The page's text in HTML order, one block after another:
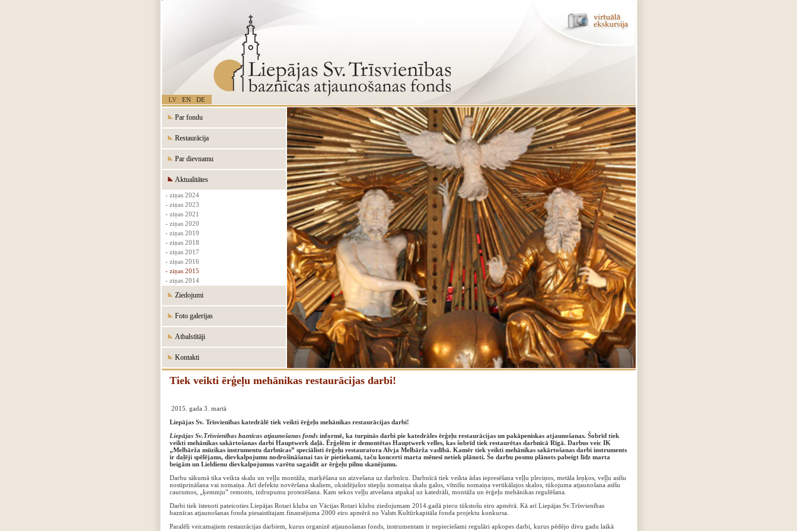
LV EN DE
Par fondu
Restaurācija
Par dievnamu
Aktualitātes
- ziņas 2024
- ziņas 2023
- ziņas 2021
- ziņas 2020
- ziņas 2019
- ziņas 2018
- ziņas 2017
- ziņas 2016
- ziņas 2015
- ziņas 2014
Ziedojumi
Foto galerijas
Atbalstītāji
Kontakti
Tiek veikti ērģeļu mehānikas restaurācijas darbi!
2015. gada 3. martā
Liepājas Sv. Trīsvienības katedrālē tiek veikti ērģeļu mehānikas restaurācijas darbi!
Liepājas Sv.Trīsvienības baznīcas atjaunošanas fondsinformē, ka turpinās darbi pie katedrāles ērģeļu restaurācijas un pakāpeniskas atjaunošanas. Šobrīd tiek
veikti mehānikas sakārtošanas darbi Hauptwerk daļā. Ērģelēm ir demontētas Hauptwerk velles, kas šobrīd tiek restaurētas darbnīcā Rīgā. Darbus veic IK
„Melbārža mūzikas instrumentu darbnīcas” speciālisti ērģeļu restauratora Alvja Melbārža vadībā. Kamēr tiek veikti mehānikas sakārtošanas darbi instruments
ir daļēji spēlējams, dievkalpojumu nodrošināšanai tas ir pietiekami, taču koncerti marta mēnesī netiek plānoti. Šo darbu posmu plānots pabeigt līdz marta
beigām un Lieldienu dievkalpojumus varētu sagaidīt ar ērģeļu pilnu skanējumu.
Darbu sākumā tika veikta skalu un veļļu montāža, marķēšana un aizvešana uz darbnīcu. Darbnīcā tiek veikta ādas iepresēšana veļļu pleciņos, metāla leņķos, veļļu asīšu
nostiprināšana vai nomaiņa. Arī defektu novēršana skaliem, oksidējušos stiepļu nomaiņa skalu galos, vītnīšu nomaiņa vertikālajos skalos, tūkojuma atjaunošana asīšu
caurumos, „ķemmju” remonts, izdrupumu protezēšana. Kam sekos veļļu atvešana atpakaļ uz katedrāli, montāža un ērģeļu mehānikas regulēšana.
Darbi tiek īstenoti pateicoties Liepājas Rotari kluba un Vācijas Rotari klubu ziedojumam 2014.gadā piecu tūkstošu eiro apmērā. Kā arī Liepājas Sv.Trīsvienības
baznīcas atjaunošanas fonda piesaistītajam finansējuma 2000 eiro apmērā no Valsts Kultūrkapitāla fonda projektu konkursa.
Paralēli veicamajiem restaurācijas darbiem, kurus organizē atjaunošanas fonds, instrumentam ir nepieciešami regulāri apkopes darbi, kurus pēdējo divu gadu laikā